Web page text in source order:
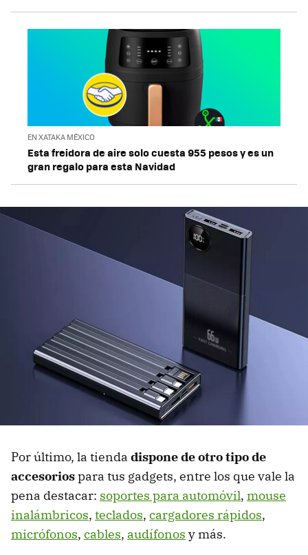
EN XATAKA MÉXICO
Esta freidora de aire solo cuesta 955 pesos y es un
gran regalo para esta Navidad
Por último, la tienda dispone de otro tipo de
accesoriospara tus gadgets, entre los que vale la
pena destacar: soportes para automóvil, mouse
inalámbricos, teclados, cargadores rápidos,
micrófonos, cables, audífonos y más.